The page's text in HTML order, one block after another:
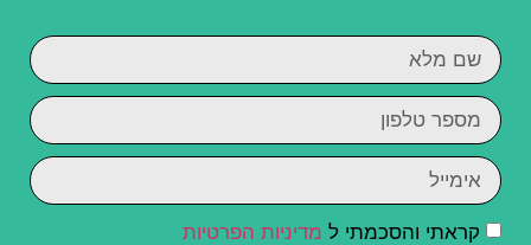
קראתי והסכמתי ל מדיניות הפרטיות